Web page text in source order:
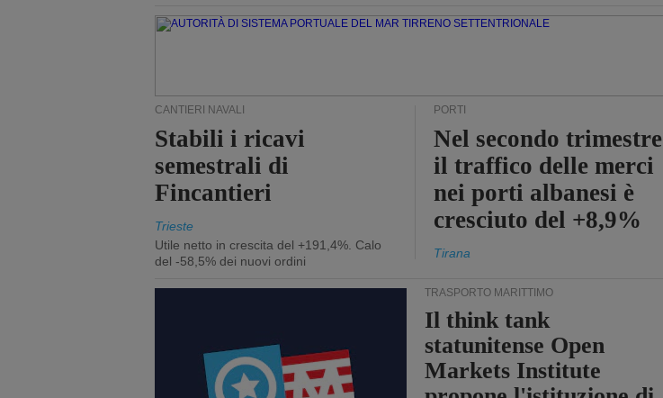
CANTIERI NAVALI
Stabili i ricavi
semestrali di
Fincantieri
Trieste
Utile netto in crescita del +191,4%. Calo
del -58,5% dei nuovi ordini
PORTI
Nel secondo trimestre
il traffico delle merci
nei porti albanesi è
cresciuto del +8,9%
Tirana
TRASPORTO MARITTIMO
Il think tank
statunitense Open
Markets Institute